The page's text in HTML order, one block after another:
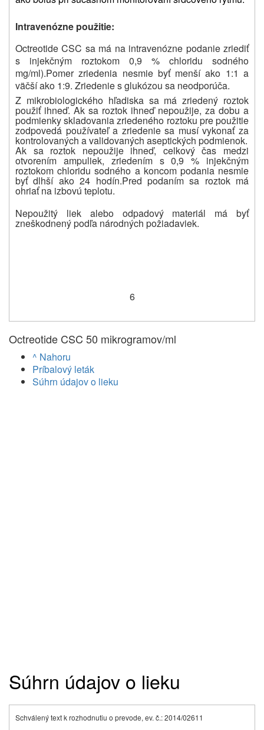
Intravenózne použitie:
Octreotide CSC sa má na intravenózne podanie zriediť
s injekčným roztokom 0,9 % chloridu sodného
mg/ml).Pomer zriedenia nesmie byť menší ako 1:1 a
väčší ako 1:9. Zriedenie s glukózou sa neodporúča.
Z mikrobiologického hľadiska sa má zriedený roztok
použiť ihneď. Ak sa roztok ihneď nepoužije, za dobu a
podmienky skladovania zriedeného roztoku pre použitie
zodpovedá používateľ a zriedenie sa musí vykonať za
kontrolovaných a validovaných aseptických podmienok.
Ak sa roztok nepoužije ihneď, celkový čas medzi
otvorením ampuliek, zriedením s 0,9 % injekčným
roztokom chloridu sodného a koncom podania nesmie
byť dlhší ako 24 hodín.Pred podaním sa roztok má
ohriať na izbovú teplotu.
Nepoužitý liek alebo odpadový materiál má byť
zneškodnený podľa národných požiadaviek.
6
Octreotide CSC 50 mikrogramov/ml
^ Nahoru
Príbalový leták
Súhrn údajov o lieku
Súhrn údajov o lieku
Schválený text k rozhodnutiu o prevode, ev. č.: 2014/02611